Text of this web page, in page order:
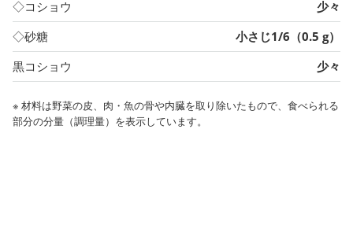
◇コショウ
少々
◇砂糖
小さじ1/6（0.5 g）
黒コショウ
少々
※ 材料は野菜の皮、肉・魚の骨や内臓を取り除いたもので、食べられる
部分の分量（調理量）を表示しています。